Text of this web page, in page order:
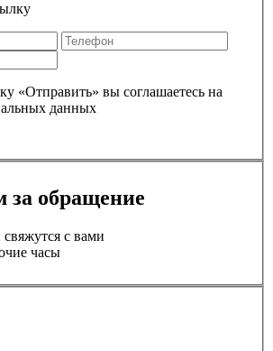
«Отправить» вы соглашаетесь на
данных
за обращение
с вами
часы